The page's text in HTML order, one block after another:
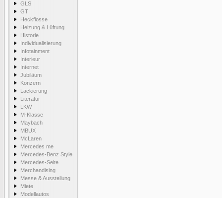
GLS
GT
Heckflosse
Heizung & Lüftung
Historie
Individualisierung
Infotainment
Interieur
Internet
Jubiläum
Konzern
Lackierung
Literatur
LKW
M-Klasse
Maybach
MBUX
McLaren
Mercedes me
Mercedes-Benz Style
Mercedes-Seite
Merchandising
Messe & Ausstellung
Miete
Modellautos